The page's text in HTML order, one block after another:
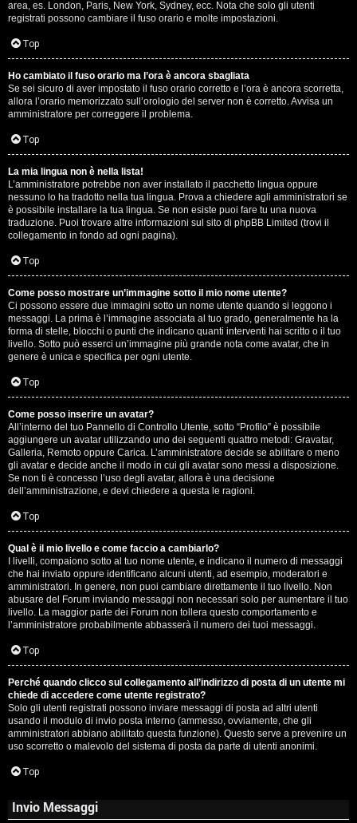
area, es. London, Paris, New York, Sydney, ecc. Nota che solo gli utenti
registrati possono cambiare il fuso orario e molte impostazioni.
Top
Ho cambiato il fuso orario ma l’ora è ancora sbagliata
Se sei sicuro di aver impostato il fuso orario corretto e l’ora è ancora scorretta,
allora l’orario memorizzato sull’orologio del server non è corretto. Avvisa un
amministratore per correggere il problema.
Top
La mia lingua non è nella lista!
L’amministratore potrebbe non aver installato il pacchetto lingua oppure
nessuno lo ha tradotto nella tua lingua. Prova a chiedere agli amministratori se
è possibile installare la tua lingua. Se non esiste puoi fare tu una nuova
traduzione. Puoi trovare altre informazioni sul sito di phpBB Limited (trovi il
collegamento in fondo ad ogni pagina).
Top
Come posso mostrare un’immagine sotto il mio nome utente?
Ci possono essere due immagini sotto un nome utente quando si leggono i
messaggi. La prima è l’immagine associata al tuo grado, generalmente ha la
forma di stelle, blocchi o punti che indicano quanti interventi hai scritto o il tuo
livello. Sotto può esserci un’immagine più grande nota come avatar, che in
genere è unica e specifica per ogni utente.
Top
Come posso inserire un avatar?
All’interno del tuo Pannello di Controllo Utente, sotto “Profilo” è possibile
aggiungere un avatar utilizzando uno dei seguenti quattro metodi: Gravatar,
Galleria, Remoto oppure Carica. L’amministratore decide se abilitare o meno
gli avatar e decide anche il modo in cui gli avatar sono messi a disposizione.
Se non ti è concesso l’uso degli avatar, allora è una decisione
dell’amministrazione, e devi chiedere a questa le ragioni.
Top
Qual è il mio livello e come faccio a cambiarlo?
I livelli, compaiono sotto al tuo nome utente, e indicano il numero di messaggi
che hai inviato oppure identificano alcuni utenti, ad esempio, moderatori e
amministratori. In genere, non puoi cambiare direttamente il tuo livello. Non
abusare del Forum inviando messaggi non necessari solo per aumentare il tuo
livello. La maggior parte dei Forum non tollera questo comportamento e
l’amministratore probabilmente abbasserà il numero dei tuoi messaggi.
Top
Perché quando clicco sul collegamento all’indirizzo di posta di un utente mi
chiede di accedere come utente registrato?
Solo gli utenti registrati possono inviare messaggi di posta ad altri utenti
usando il modulo di invio posta interno (ammesso, ovviamente, che gli
amministratori abbiano abilitato questa funzione). Questo serve a prevenire un
uso scorretto o malevolo del sistema di posta da parte di utenti anonimi.
Top
Invio Messaggi
t
a
l
S
t
o
r
e
:
G
i
g
i
D
’
A
g
o
s
t
i
n
o
P
l
a
n
e
t
P